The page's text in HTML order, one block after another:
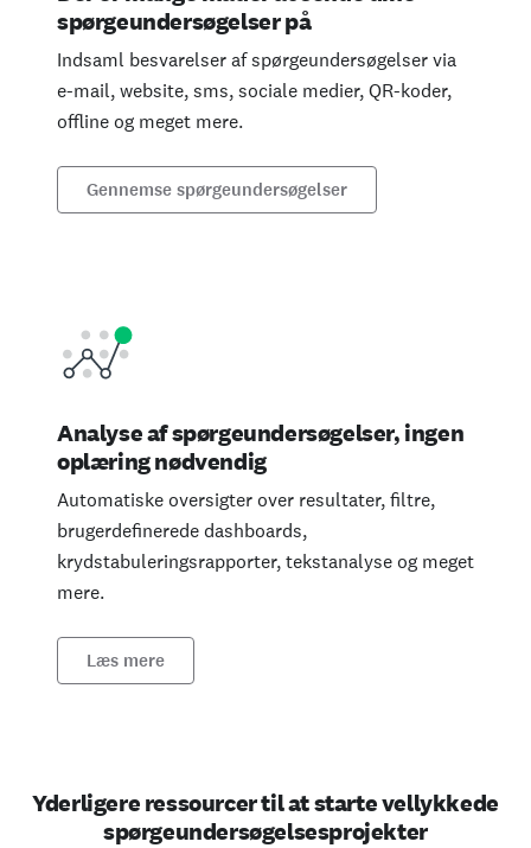
spørgeundersøgelser på
Indsaml besvarelser af spørgeundersøgelser via
e-mail, website, sms, sociale medier, QR-koder,
offline og meget mere.
Gennemse spørgeundersøgelser
Analyse af spørgeundersøgelser, ingen
oplæring nødvendig
Automatiske oversigter over resultater, filtre,
brugerdefinerede dashboards,
krydstabuleringsrapporter, tekstanalyse og meget
mere.
Læs mere
Yderligere ressourcer til at starte vellykkede
spørgeundersøgelsesprojekter